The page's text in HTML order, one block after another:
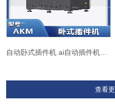
自动卧式插件机 ai自动插件机AKM
查看